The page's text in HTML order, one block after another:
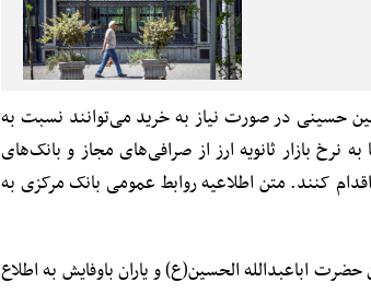
حسینی در صورت نیاز به خرید می‌توانند نسبت به
به سایر ارزها به نرخ بازار ثانویه ارز از صرافی‌های مجاز و بانک‌های
کنند. متن اطلاعیه روابط عمومی بانک مرکزی به
اباعبدالله الحسین(ع) و یاران باوفایش به اطلاع